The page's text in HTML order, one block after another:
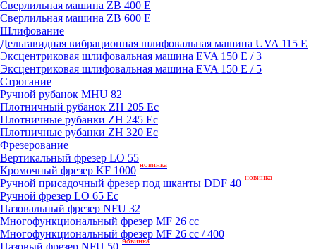
Сверлильная машина ZB 400 E
Сверлильная машина ZB 600 E
Шлифование
Дельтавидная вибрационная шлифовальная машина UVA 115 E
Эксцентриковая шлифовальная машина EVA 150 E / 3
Эксцентриковая шлифовальная машина EVA 150 E / 5
Строгание
Ручной рубанок MHU 82
Плотничный рубанок ZH 205 Ec
Плотничные рубанки ZH 245 Ec
Плотничные рубанки ZH 320 Ec
Фрезерование
Вертикальный фрезер LO 55
Кромочный фрезер KF 1000 новинка
Ручной присадочный фрезер под шканты DDF 40 новинка
Ручной фрезер LO 65 Ec
Пазовальный фрезер NFU 32
Mногофункциональный фрезер MF 26 cc
Mногофункциональный фрезер MF 26 cc / 400
Пазовый фрезер NFU 50 новинка